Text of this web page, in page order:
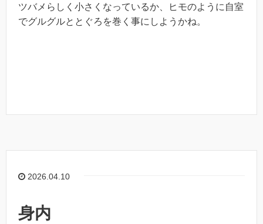
ツバメらしく小さくなっているか、ヒモのように自室
でグルグルととぐろを巻く事にしようかね。
2026.04.10
身内